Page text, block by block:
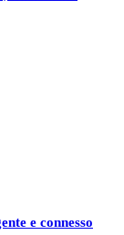
e connesso